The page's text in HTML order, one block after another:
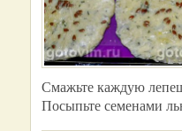
Смажьте каждую
Посыпьте семенами